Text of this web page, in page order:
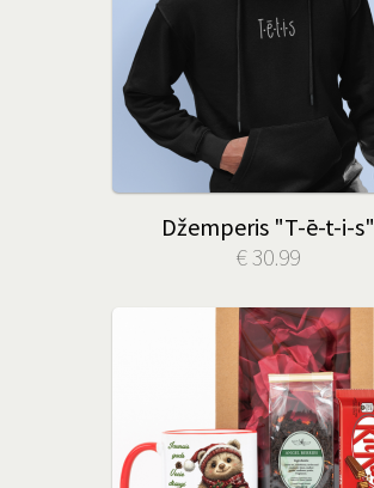
Džemperis "T-ē-t-i-s"
€ 30.99